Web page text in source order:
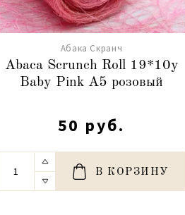
Абака Скранч
Abaca Scrunch Roll 19*10y
Baby Pink A5 розовый
50 руб.
В КОРЗИНУ